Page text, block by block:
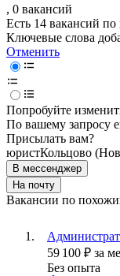
, 0 вакансий
Есть 14 вакансий
Ключевые слова
Отменить
Попробуйте
По вашему запросу
Присылать вам?
юристКольцово
В мессенджер
На почту
Вакансии по
59 100 ₽ за
Без опыта